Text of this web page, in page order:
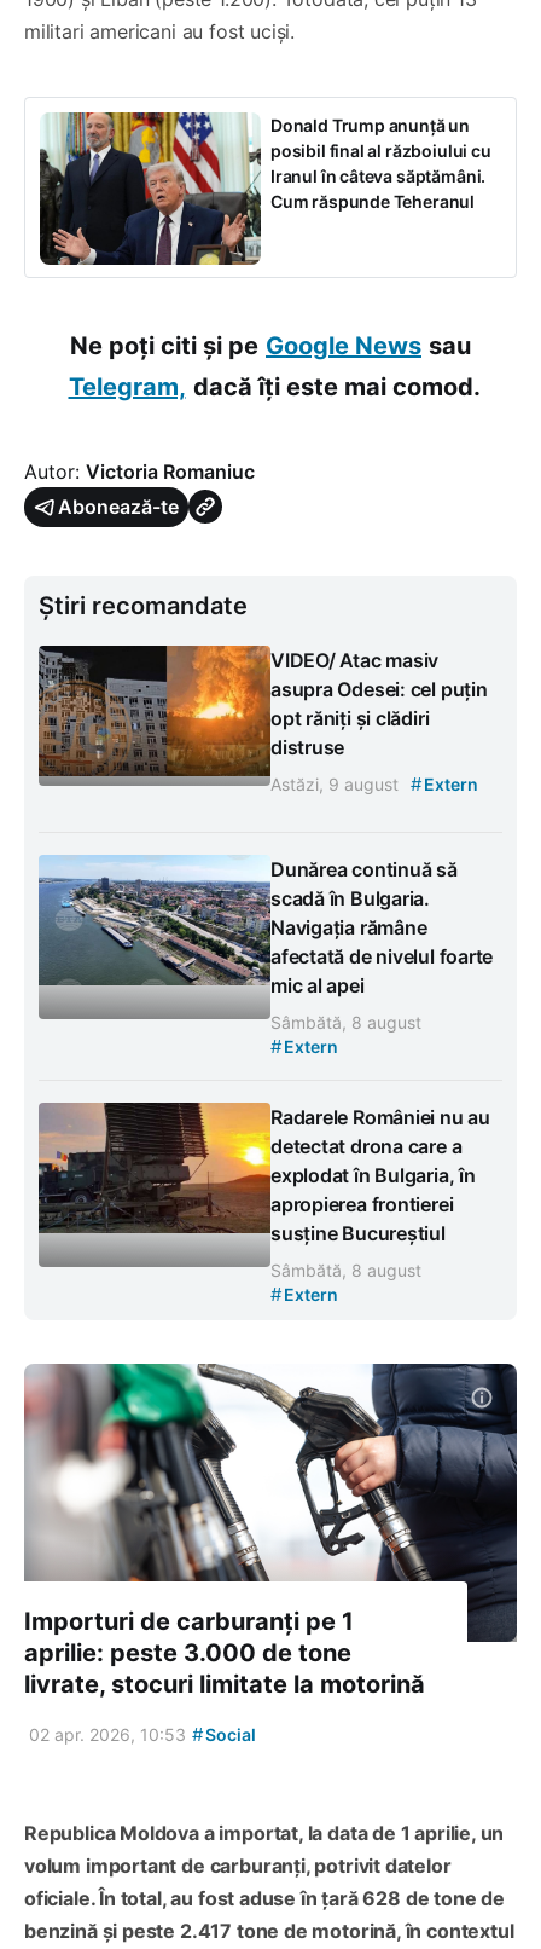
militari americani au fost uciși.
Donald Trump anunță un
posibil final al războiului cu
Iranul în câteva săptămâni.
Cum răspunde Teheranul
Ne poți citi și pe Google News sau
Telegram, dacă îți este mai comod.
Autor: Victoria Romaniuc
Abonează-te
Știri recomandate
VIDEO/ Atac masiv
asupra Odesei: cel puțin
opt răniți și clădiri
distruse
Astăzi, 9 august #Extern
Dunărea continuă să
scadă în Bulgaria.
Navigația rămâne
afectată de nivelul foarte
mic al apei
Sâmbătă, 8 august
#Extern
Radarele României nu au
detectat drona care a
explodat în Bulgaria, în
apropierea frontierei
susține Bucureștiul
Sâmbătă, 8 august
#Extern
Importuri de carburanți pe 1
aprilie: peste 3.000 de tone
livrate, stocuri limitate la motorină
02 apr. 2026, 10:53 #Social
Republica Moldova a importat, la data de 1 aprilie, un
volum important de carburanți, potrivit datelor
oficiale. În total, au fost aduse în țară 628 de tone de
benzină și peste 2.417 tone de motorină, în contextul